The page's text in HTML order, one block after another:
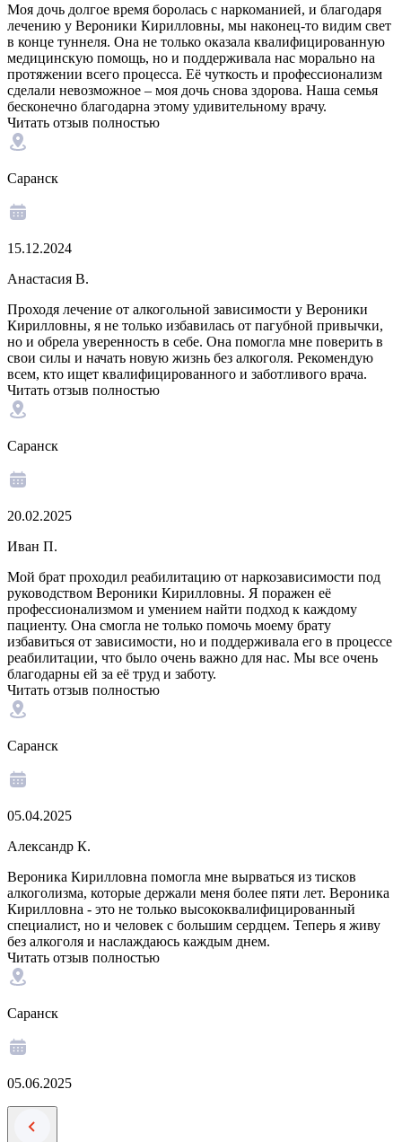
Моя дочь долгое время боролась с наркоманией, и благодаря
лечению у Вероники Кирилловны, мы наконец-то видим свет
в конце туннеля. Она не только оказала квалифицированную
медицинскую помощь, но и поддерживала нас морально на
протяжении всего процесса. Её чуткость и профессионализм
сделали невозможное – моя дочь снова здорова. Наша семья
бесконечно благодарна этому удивительному врачу.
Читать отзыв полностью
Саранск
15.12.2024
Анастасия В.
Проходя лечение от алкогольной зависимости у Вероники
Кирилловны, я не только избавилась от пагубной привычки,
но и обрела уверенность в себе. Она помогла мне поверить в
свои силы и начать новую жизнь без алкоголя. Рекомендую
всем, кто ищет квалифицированного и заботливого врача.
Читать отзыв полностью
Саранск
20.02.2025
Иван П.
Мой брат проходил реабилитацию от наркозависимости под
руководством Вероники Кирилловны. Я поражен её
профессионализмом и умением найти подход к каждому
пациенту. Она смогла не только помочь моему брату
избавиться от зависимости, но и поддерживала его в процессе
реабилитации, что было очень важно для нас. Мы все очень
благодарны ей за её труд и заботу.
Читать отзыв полностью
Саранск
05.04.2025
Александр К.
Вероника Кирилловна помогла мне вырваться из тисков
алкоголизма, которые держали меня более пяти лет. Вероника
Кирилловна - это не только высококвалифицированный
специалист, но и человек с большим сердцем. Теперь я живу
без алкоголя и наслаждаюсь каждым днем.
Читать отзыв полностью
Саранск
05.06.2025